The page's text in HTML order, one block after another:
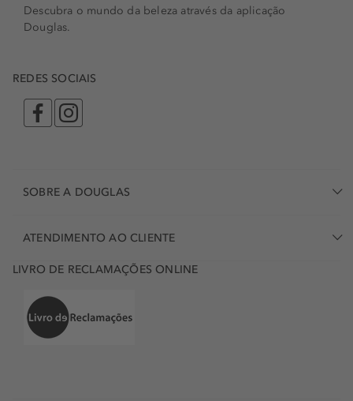
Descubra o mundo da beleza através da aplicação
Douglas.
REDES SOCIAIS
SOBRE A DOUGLAS
ATENDIMENTO AO CLIENTE
LIVRO DE RECLAMAÇÕES ONLINE